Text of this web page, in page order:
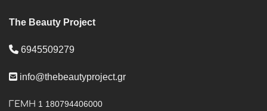
The Beauty Project
6945509279
info@thebeautyproject.gr
ΓΕΜΗ 1 180794406000